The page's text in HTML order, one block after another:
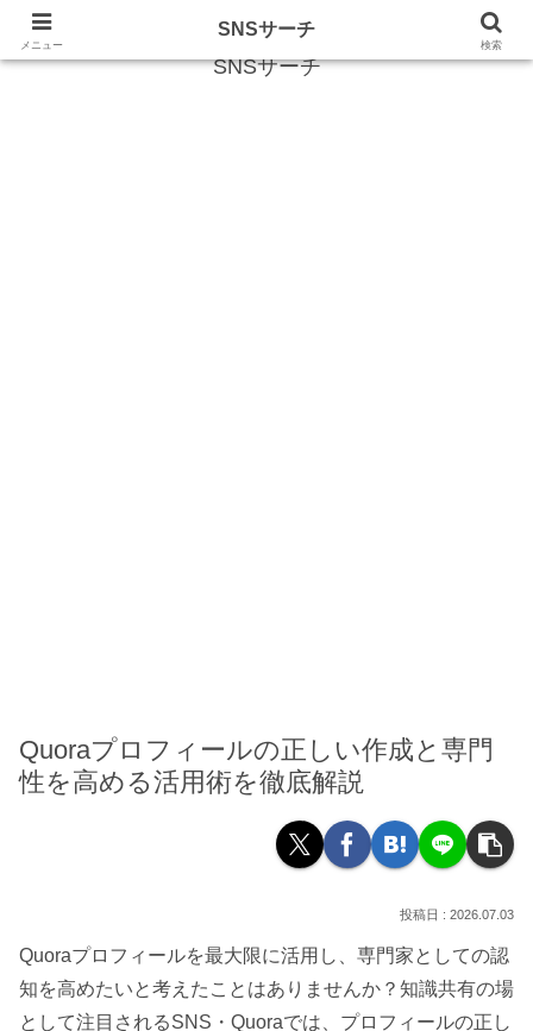
SNSサーチ
Quoraプロフィールの正しい作成と専門
性を高める活用術を徹底解説
2026.07.03
Quoraプロフィールを最大限に活用し、専門家としての認
知を高めたいと考えたことはありませんか？知識共有の場
として注目されるSNS・Quoraでは、プロフィールの正し
メニュー
SNSサーチ
検索